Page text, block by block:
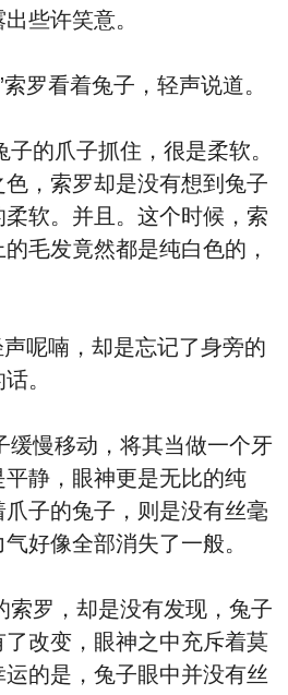
些许笑意。
罗看着兔子，轻声说道。
的爪子抓住，很是柔软。
，索罗却是没有想到兔子
软。并且。这个时候，索
毛发竟然都是纯白色的，
呢喃，却是忘记了身旁的
。
慢移动，将其当做一个牙
静，眼神更是无比的纯
子的兔子，则是没有丝毫
好像全部消失了一般。
罗，却是没有发现，兔子
改变，眼神之中充斥着莫
的是，兔子眼中并没有丝